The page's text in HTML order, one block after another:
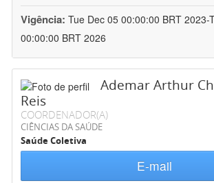
Vigência: Tue Dec 05 00:00:00 BRT 2023-
00:00:00 BRT 2026
Ademar Arthur
Reis
COORDENADOR(A)
CIÊNCIAS DA SAÚDE
Saúde Coletiva
E-mail